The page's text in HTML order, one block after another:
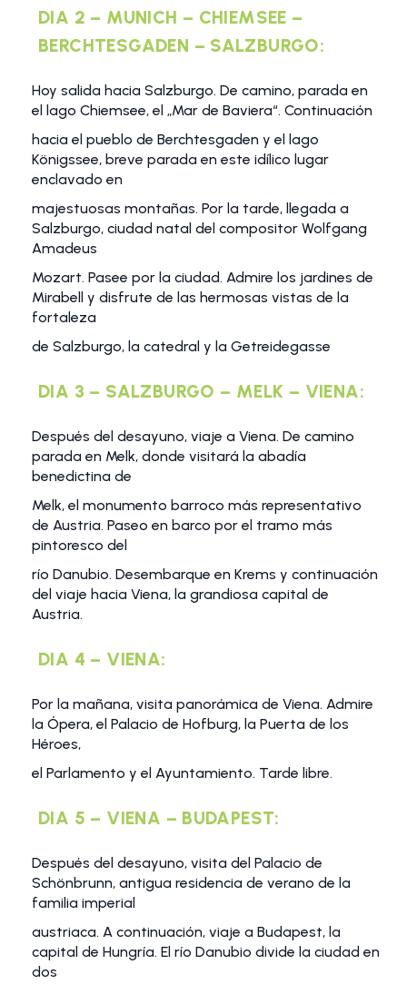
DIA 2 – MUNICH – CHIEMSEE –
BERCHTESGADEN – SALZBURGO:
Hoy salida hacia Salzburgo. De camino, parada en
el lago Chiemsee, el „Mar de Baviera“. Continuación
hacia el pueblo de Berchtesgaden y el lago
Königssee, breve parada en este idílico lugar
enclavado en
majestuosas montañas. Por la tarde, llegada a
Salzburgo, ciudad natal del compositor Wolfgang
Amadeus
Mozart. Pasee por la ciudad. Admire los jardines de
Mirabell y disfrute de las hermosas vistas de la
fortaleza
de Salzburgo, la catedral y la Getreidegasse
DIA 3 – SALZBURGO – MELK – VIENA:
Después del desayuno, viaje a Viena. De camino
parada en Melk, donde visitará la abadía
benedictina de
Melk, el monumento barroco más representativo
de Austria. Paseo en barco por el tramo más
pintoresco del
río Danubio. Desembarque en Krems y continuación
del viaje hacia Viena, la grandiosa capital de
Austria.
DIA 4 – VIENA:
Por la mañana, visita panorámica de Viena. Admire
la Ópera, el Palacio de Hofburg, la Puerta de los
Héroes,
el Parlamento y el Ayuntamiento. Tarde libre.
DIA 5 – VIENA – BUDAPEST:
Después del desayuno, visita del Palacio de
Schönbrunn, antigua residencia de verano de la
familia imperial
austriaca. A continuación, viaje a Budapest, la
capital de Hungría. El río Danubio divide la ciudad en
dos